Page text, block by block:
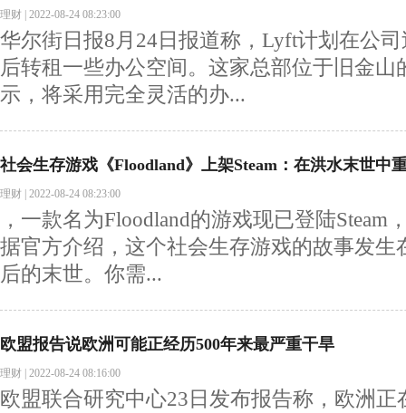
理财 2022-08-24 08:23:00
华尔街日报8月24日报道称，Lyft计划在公
后转租一些办公空间。这家总部位于旧金山
示，将采用完全灵活的办...
社会生存游戏《Floodland》上架Steam：在洪水末世中
理财 2022-08-24 08:23:00
，一款名为Floodland的游戏现已登陆Steam
据官方介绍，这个社会生存游戏的故事发生
后的末世。你需...
欧盟报告说欧洲可能正经历500年来最严重干旱
理财 2022-08-24 08:16:00
欧盟联合研究中心23日发布报告称，欧洲正